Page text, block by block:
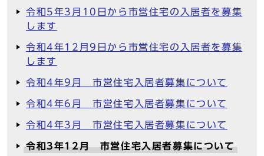
令和5年3月10日から市営住宅の入居者を募集
します
令和4年12月9日から市営住宅の入居者を募集
します
令和4年9月 市営住宅入居者募集について
令和4年6月 市営住宅入居者募集について
令和4年3月 市営住宅入居者募集について
令和3年12月 市営住宅入居者募集について